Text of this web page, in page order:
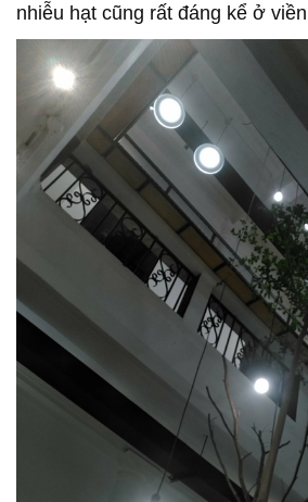
nhiễu hạt cũng rất đáng kể ở